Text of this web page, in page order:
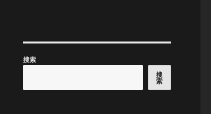
搜索
搜
索